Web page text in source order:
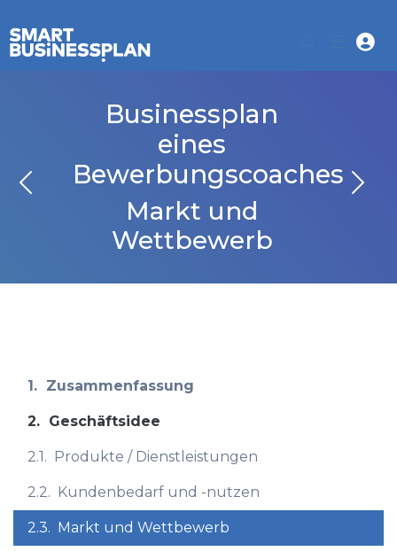
Businessplan
eines
Bewerbungscoaches
Markt und
Wettbewerb
1. Zusammenfassung
2. Geschäftsidee
2.1. Produkte / Dienstleistungen
2.2. Kundenbedarf und -nutzen
2.3. Markt und Wettbewerb